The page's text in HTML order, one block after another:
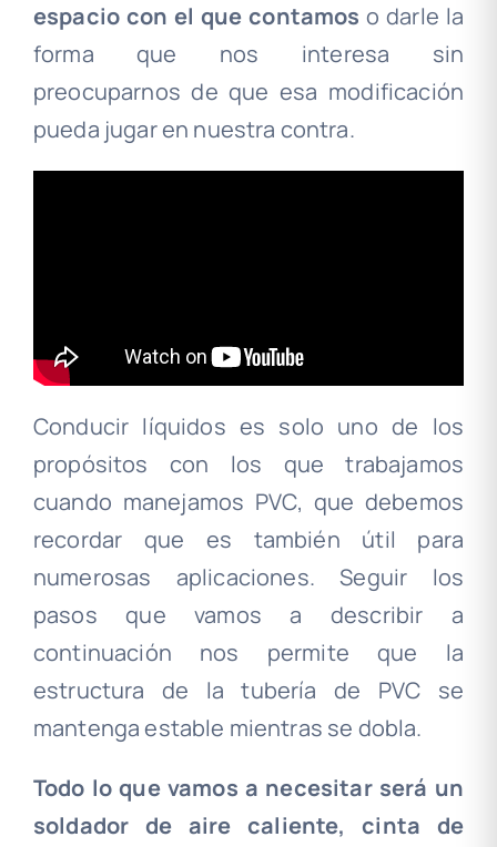
espacio con el que contamos o darle la
forma que nos interesa sin
preocuparnos de que esa modificación
pueda jugar en nuestra contra.
Conducir líquidos es solo uno de los
propósitos con los que trabajamos
cuando manejamos PVC, que debemos
recordar que es también útil para
numerosas aplicaciones. Seguir los
pasos que vamos a describir a
continuación nos permite que la
estructura de la tubería de PVC se
mantenga estable mientras se dobla.
Todo lo que vamos a necesitar será un
soldador de aire caliente, cinta de